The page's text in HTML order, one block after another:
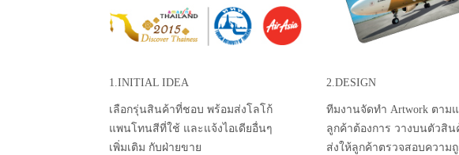
1.INITIAL IDEA
เลือกรุ่นสินค้าที่ชอบ พร้อมส่งโลโก้
แพนโทนสีที่ใช้ และแจ้งไอเดียอื่นๆ
เพิ่มเติม กับฝ่ายขาย
2.DESIGN
ทีมงานจัดทำ Artwork ตาม
ลูกค้าต้องการ วางบนตัวสิน
ส่งให้ลูกค้าตรวจสอบความถู